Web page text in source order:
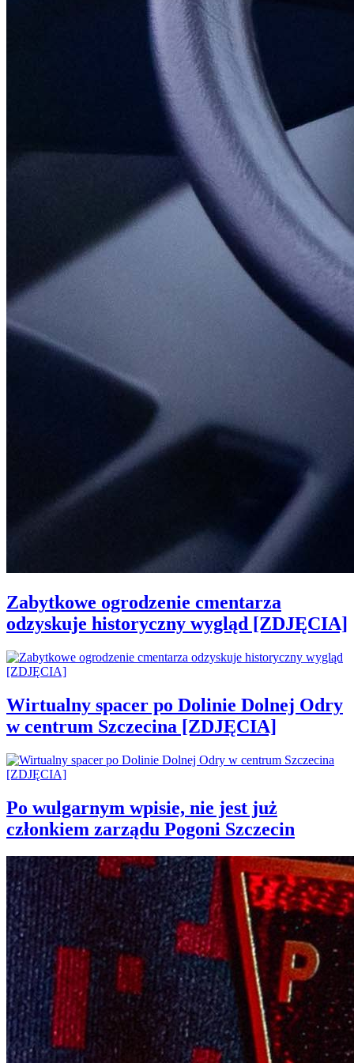
Zabytkowe ogrodzenie cmentarza
odzyskuje historyczny wygląd [ZDJĘCIA]
Wirtualny spacer po Dolinie Dolnej Odry
w centrum Szczecina [ZDJĘCIA]
Po wulgarnym wpisie, nie jest już
członkiem zarządu Pogoni Szczecin